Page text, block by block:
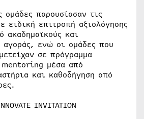
ομάδες παρουσίασαν τις
ειδική επιτροπή αξιολόγησης
ακαδημαϊκούς και
αγοράς, ενώ οι ομάδες που
σε πρόγραμμα
mentoring μέσα από
και καθοδήγηση από